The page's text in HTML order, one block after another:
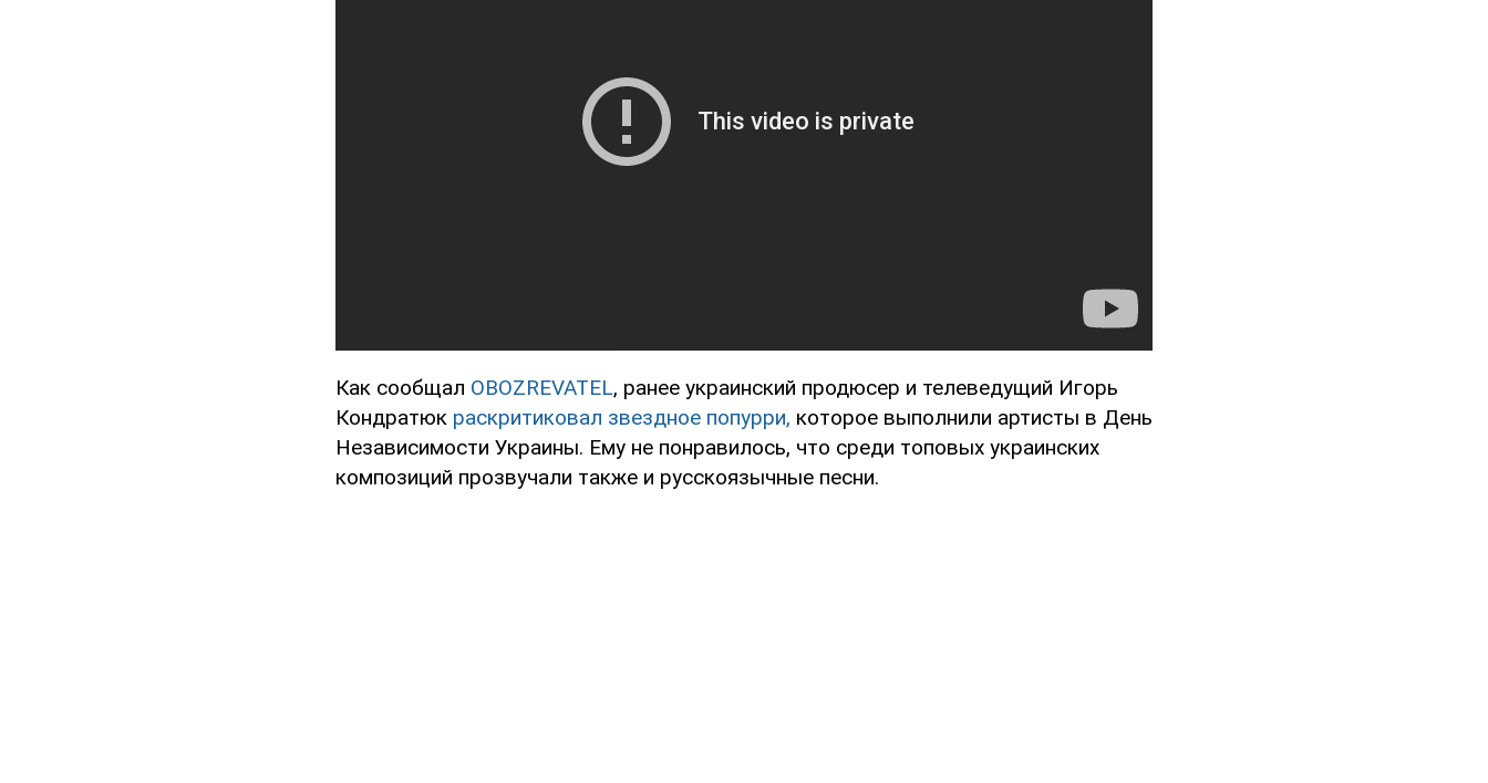
Как сообщал OBOZREVATEL, ранее украинский продюсер и телеведущий Игорь
Кондратюк раскритиковал звездное попурри, которое выполнили артисты в День
Независимости Украины. Ему не понравилось, что среди топовых украинских
композиций прозвучали также и русскоязычные песни.